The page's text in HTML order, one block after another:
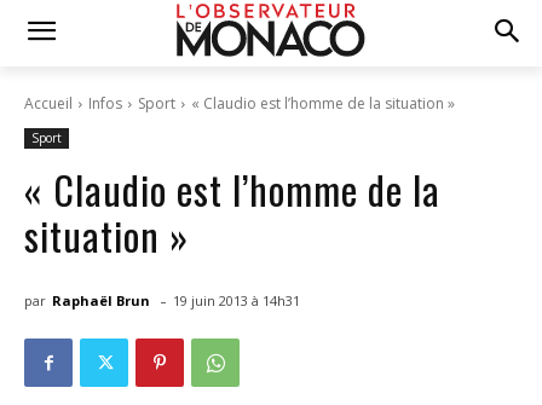
Accueil Infos Sport « Claudio est l’homme de la situation »
Sport
« Claudio est l’homme de la
situation »
par Raphaël Brun - 19 juin 2013 à 14h31